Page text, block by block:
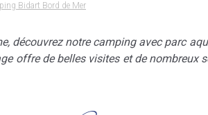
Bidart Bord de Mer
découvrez notre camping avec parc
offre de belles visites et de nombreux